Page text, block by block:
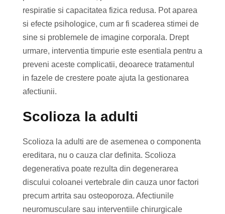
respiratie si capacitatea fizica redusa. Pot aparea
si efecte psihologice, cum ar fi scaderea stimei de
sine si problemele de imagine corporala. Drept
urmare, interventia timpurie este esentiala pentru a
preveni aceste complicatii, deoarece tratamentul
in fazele de crestere poate ajuta la gestionarea
afectiunii.
Scolioza la adulti
Scolioza la adulti are de asemenea o componenta
ereditara, nu o cauza clar definita. Scolioza
degenerativa poate rezulta din degenerarea
discului coloanei vertebrale din cauza unor factori
precum artrita sau osteoporoza. Afectiunile
neuromusculare sau interventiile chirurgicale